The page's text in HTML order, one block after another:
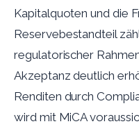
Kapitalquoten und die
Reservebestandteil
regulatorischer
Akzeptanz deutlich
Renditen durch
wird mit MiCA